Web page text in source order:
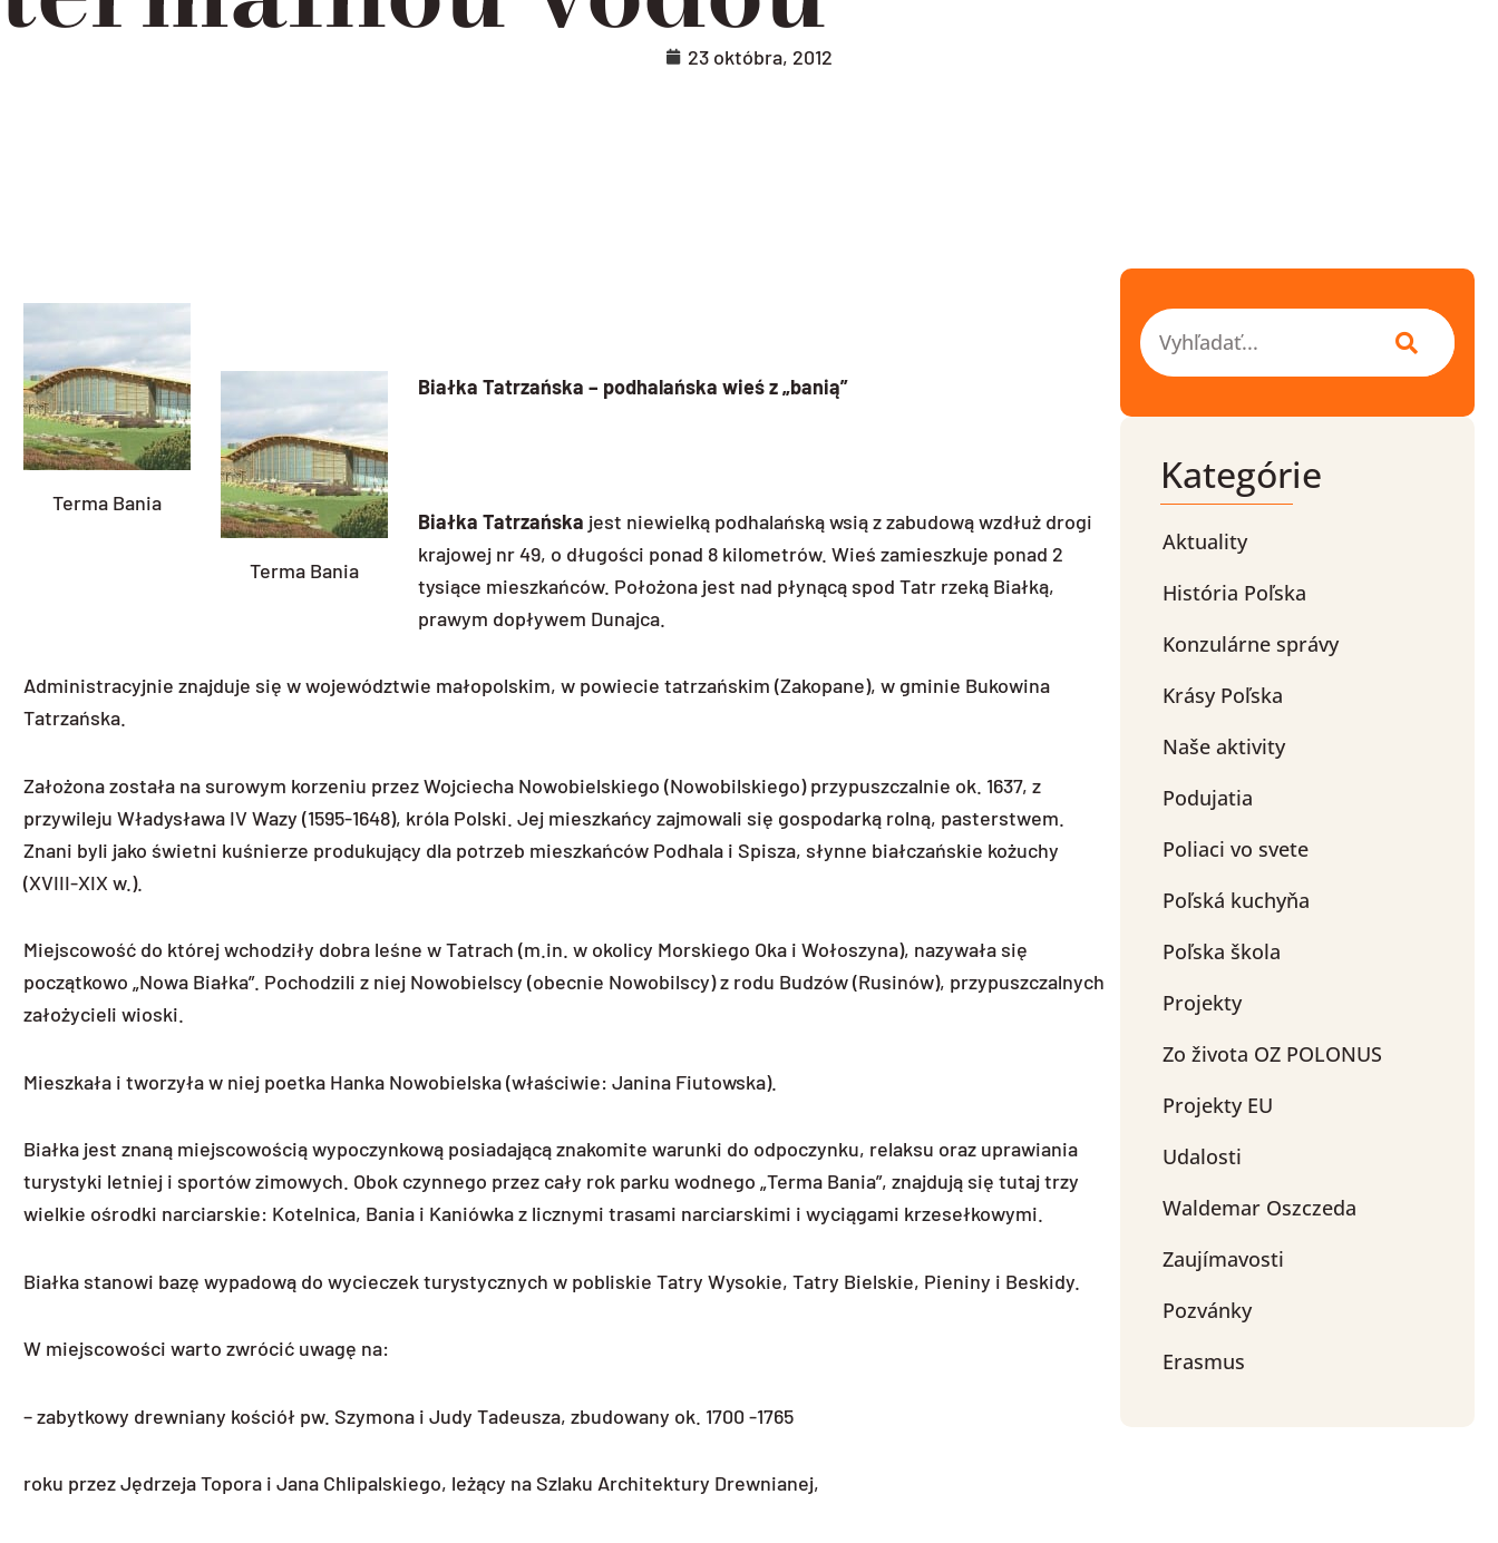
23 októbra, 2012
Terma Bania
Terma Bania
Białka Tatrzańska – podhalańska wieś z „banią”
Białka Tatrzańska jest niewielką podhalańską wsią z zabudową wzdłuż drogi
krajowej nr 49, o długości ponad 8 kilometrów. Wieś zamieszkuje ponad 2
tysiące mieszkańców. Położona jest nad płynącą spod Tatr rzeką Białką,
prawym dopływem Dunajca.
Administracyjnie znajduje się w województwie małopolskim, w powiecie tatrzańskim (Zakopane), w gminie Bukowina
Tatrzańska.
Założona została na surowym korzeniu przez Wojciecha Nowobielskiego (Nowobilskiego) przypuszczalnie ok. 1637, z
przywileju Władysława IV Wazy (1595-1648), króla Polski. Jej mieszkańcy zajmowali się gospodarką rolną, pasterstwem.
Znani byli jako świetni kuśnierze produkujący dla potrzeb mieszkańców Podhala i Spisza, słynne białczańskie kożuchy
(XVIII-XIX w.).
Miejscowość do której wchodziły dobra leśne w Tatrach (m.in. w okolicy Morskiego Oka i Wołoszyna), nazywała się
początkowo „Nowa Białka”. Pochodzili z niej Nowobielscy (obecnie Nowobilscy) z rodu Budzów (Rusinów), przypuszczalnych
założycieli wioski.
Mieszkała i tworzyła w niej poetka Hanka Nowobielska (właściwie: Janina Fiutowska).
Białka jest znaną miejscowością wypoczynkową posiadającą znakomite warunki do odpoczynku, relaksu oraz uprawiania
turystyki letniej i sportów zimowych. Obok czynnego przez cały rok parku wodnego „Terma Bania”, znajdują się tutaj trzy
wielkie ośrodki narciarskie: Kotelnica, Bania i Kaniówka z licznymi trasami narciarskimi i wyciągami krzesełkowymi.
Białka stanowi bazę wypadową do wycieczek turystycznych w pobliskie Tatry Wysokie, Tatry Bielskie, Pieniny i Beskidy.
W miejscowości warto zwrócić uwagę na:
– zabytkowy drewniany kościół pw. Szymona i Judy Tadeusza, zbudowany ok. 1700 -1765
roku przez Jędrzeja Topora i Jana Chlipalskiego, leżący na Szlaku Architektury Drewnianej,
Vyhľadať
Kategórie
Aktuality
História Poľska
Konzulárne správy
Krásy Poľska
Naše aktivity
Podujatia
Poliaci vo svete
Poľská kuchyňa
Poľska škola
Projekty
Zo života OZ POLONUS
Projekty EU
Udalosti
Waldemar Oszczeda
Zaujímavosti
Pozvánky
Erasmus